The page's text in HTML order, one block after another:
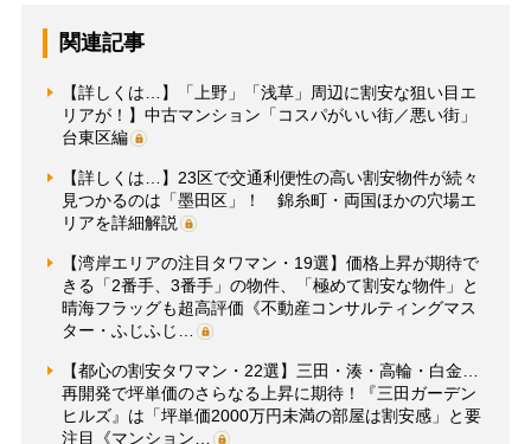
関連記事
【詳しくは…】「上野」「浅草」周辺に割安な狙い目エ
リアが！】中古マンション「コスパがいい街／悪い街」
台東区編
【詳しくは…】23区で交通利便性の高い割安物件が続々
見つかるのは「墨田区」！ 錦糸町・両国ほかの穴場エ
リアを詳細解説
【湾岸エリアの注目タワマン・19選】価格上昇が期待で
きる「2番手、3番手」の物件、「極めて割安な物件」と
晴海フラッグも超高評価《不動産コンサルティングマス
ター・ふじふじ…
【都心の割安タワマン・22選】三田・湊・高輪・白金…
再開発で坪単価のさらなる上昇に期待！『三田ガーデン
ヒルズ』は「坪単価2000万円未満の部屋は割安感」と要
注目《マンション…